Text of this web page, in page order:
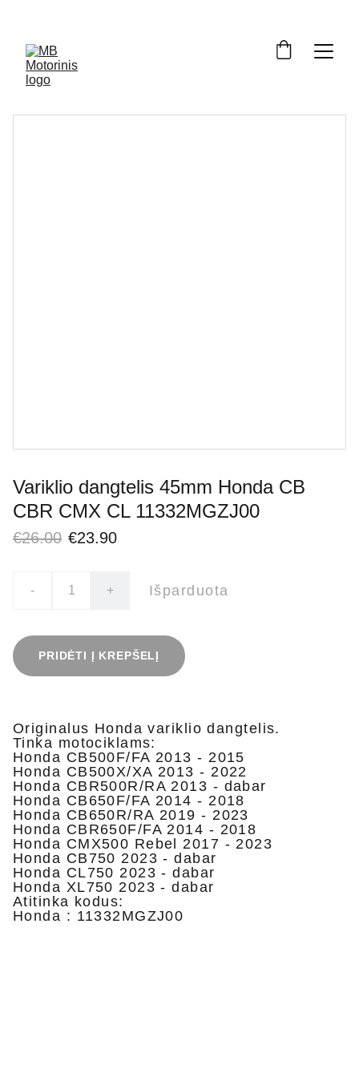
Variklio dangtelis 45mm Honda CB
CBR CMX CL 11332MGZJ00
€26.00 €23.90
- + Išparduota
PRIDĖTI Į KREPŠELĮ
Originalus Honda variklio dangtelis.
Tinka motociklams:
Honda CB500F/FA 2013 - 2015
Honda CB500X/XA 2013 - 2022
Honda CBR500R/RA 2013 - dabar
Honda CB650F/FA 2014 - 2018
Honda CB650R/RA 2019 - 2023
Honda CBR650F/FA 2014 - 2018
Honda CMX500 Rebel 2017 - 2023
Honda CB750 2023 - dabar
Honda CL750 2023 - dabar
Honda XL750 2023 - dabar
Atitinka kodus:
Honda : 11332MGZJ00